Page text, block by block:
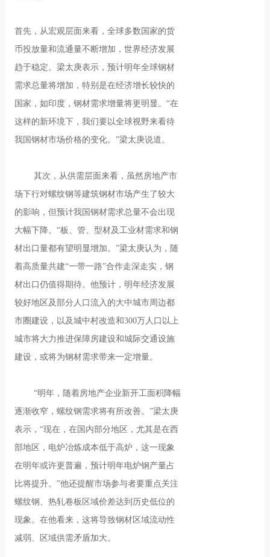
首先，从宏观层面来看，全球多数国家的货
币投放量和流通量不断增加，世界经济发展
趋于稳定。梁太庚表示，预计明年全球钢材
需求总量将增加，特别是在经济增长较快的
国家，如印度，钢材需求增量将更明显。“在
这样的新环境下，我们要以全球视野来看待
我国钢材市场价格的变化。”梁太庚说道。
其次，从供需层面来看，虽然房地产市
场下行对螺纹钢等建筑钢材市场产生了较大
的影响，但预计我国钢材需求总量不会出现
大幅下降。“板、管、型材及工业材需求和钢
材出口量都有望明显增加。”梁太庚认为，随
着高质量共建“一带一路”合作走深走实，钢
材出口仍值得期待。他预计，明年经济发展
较好地区及部分人口流入的大中城市周边都
市圈建设，以及城中村改造和300万人口以上
城市将大力推进保障房建设和城际交通设施
建设，或将为钢材需求带来一定增量。
“明年，随着房地产企业新开工面积降幅
逐渐收窄，螺纹钢需求将有所改善。”梁太庚
表示，“现在，在国内部分地区，尤其是在西
部地区，电炉冶炼成本低于高炉，这一现象
在明年或许更普遍，预计明年电炉钢产量占
比将提升。”他还提醒市场参与者要重点关注
螺纹钢、热轧卷板区域价差达到历史低位的
现象。在他看来，这将导致钢材区域流动性
减弱、区域供需矛盾加大。